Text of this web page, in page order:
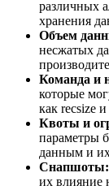
различных
хранения
Объем
несжатых
Команда и
которые
как recsize и
Квоты и
параметры
данным и
Снапшоты:
их влияние